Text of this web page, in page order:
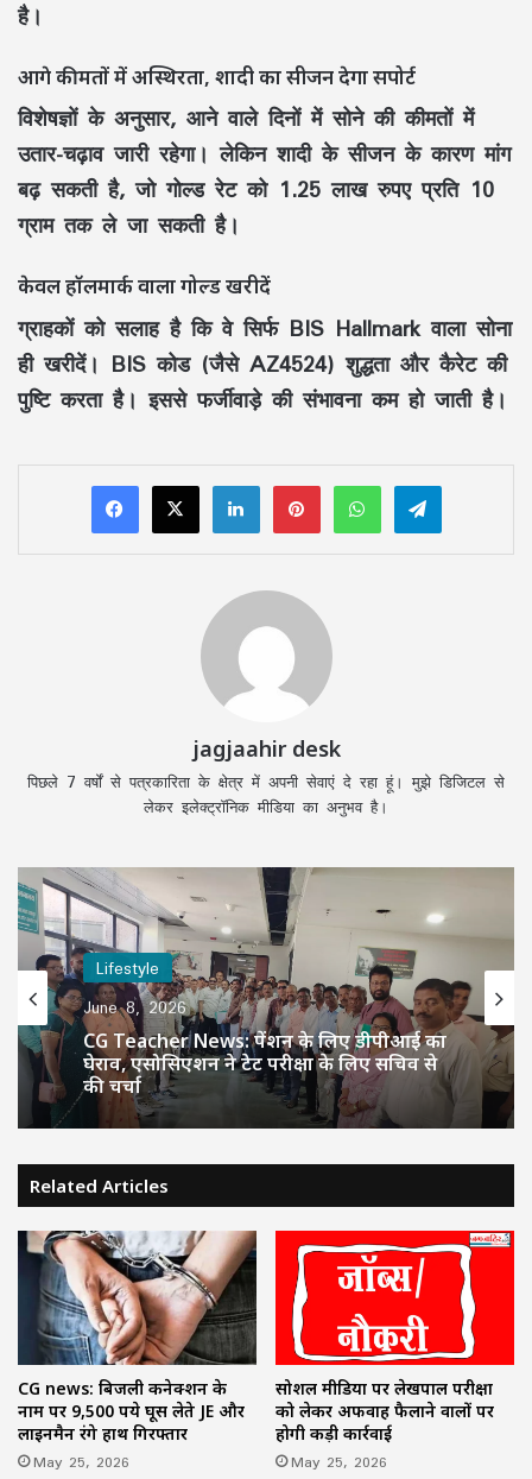
है।
आगे कीमतों में अस्थिरता, शादी का सीजन देगा सपोर्ट
विशेषज्ञों के अनुसार, आने वाले दिनों में सोने की कीमतों में
उतार-चढ़ाव जारी रहेगा। लेकिन शादी के सीजन के कारण मांग
बढ़ सकती है, जो गोल्ड रेट को 1.25 लाख रुपए प्रति 10
ग्राम तक ले जा सकती है।
केवल हॉलमार्क वाला गोल्ड खरीदें
ग्राहकों को सलाह है कि वे सिर्फ BIS Hallmark वाला सोना
ही खरीदें। BIS कोड (जैसे AZ4524) शुद्धता और कैरेट की
पुष्टि करता है। इससे फर्जीवाड़े की संभावना कम हो जाती है।
LinkedInPinterestWhatsAppTelegram
jagjaahir desk
पिछले 7 वर्षों से पत्रकारिता के क्षेत्र में अपनी सेवाएं दे रहा हूं। मुझे डिजिटल से
लेकर इलेक्ट्रॉनिक मीडिया का अनुभव है।
Lifestyle
June 8, 2026
CG Teacher News: पेंशन के लिए डीपीआई का
घेराव, एसोसिएशन ने टेट परीक्षा के लिए सचिव से
की चर्चा
Related Articles
CG news: बिजली कनेक्शन के
नाम पर 9,500 रुपये घूस लेते JE और
लाइनमैन रंगे हाथ गिरफ्तार
May 25, 2026
सोशल मीडिया पर लेखपाल परीक्षा
को लेकर अफवाह फैलाने वालों पर
होगी कड़ी कार्रवाई
May 25, 2026